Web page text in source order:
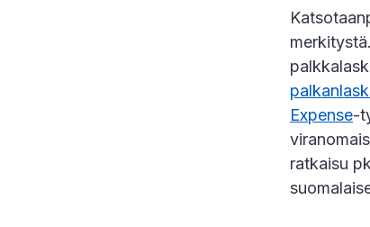
merkitystä.
Expense-
ratkaisu